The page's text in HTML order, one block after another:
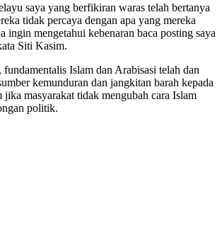
saya yang berfikiran waras telah bertanya
tidak percaya dengan apa yang mereka
ingin mengetahui kebenaran baca posting saya
Siti Kasim.
Islam dan Arabisasi telah dan
kemunduran dan jangkitan barah kepada
masyarakat tidak mengubah cara Islam
politik.